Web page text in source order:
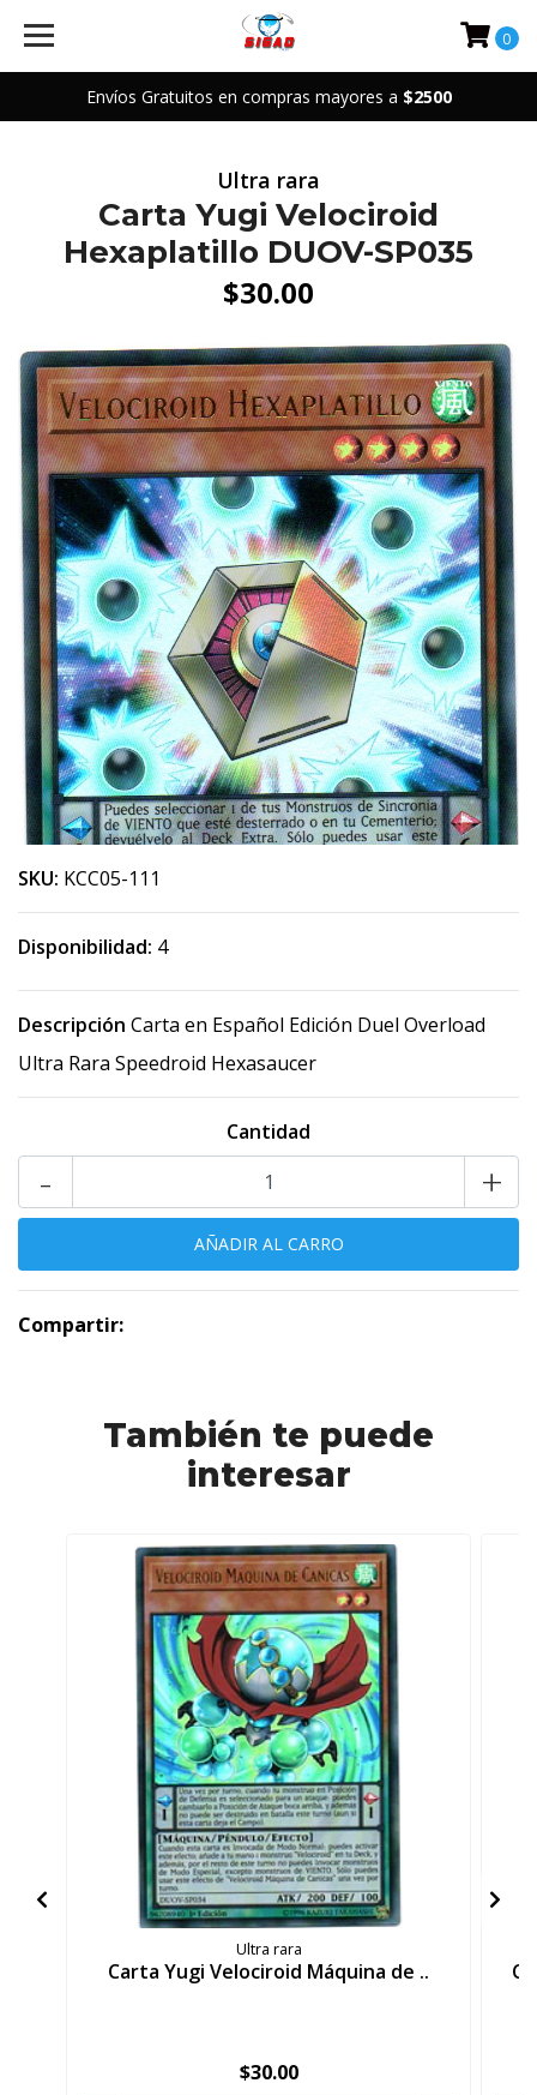
Envíos Gratuitos en compras mayores a $2500
0
Ultra rara
Carta Yugi Velociroid
Hexaplatillo DUOV-SP035
$30.00
SKU: KCC05-111
Disponibilidad: 4
Descripción Carta en Español Edición Duel Overload
Ultra Rara Speedroid Hexasaucer
Cantidad
+
-
Compartir:
También te puede
interesar
Ultra rara
Carta Yugi Velociroid Máquina de ..
$30.00